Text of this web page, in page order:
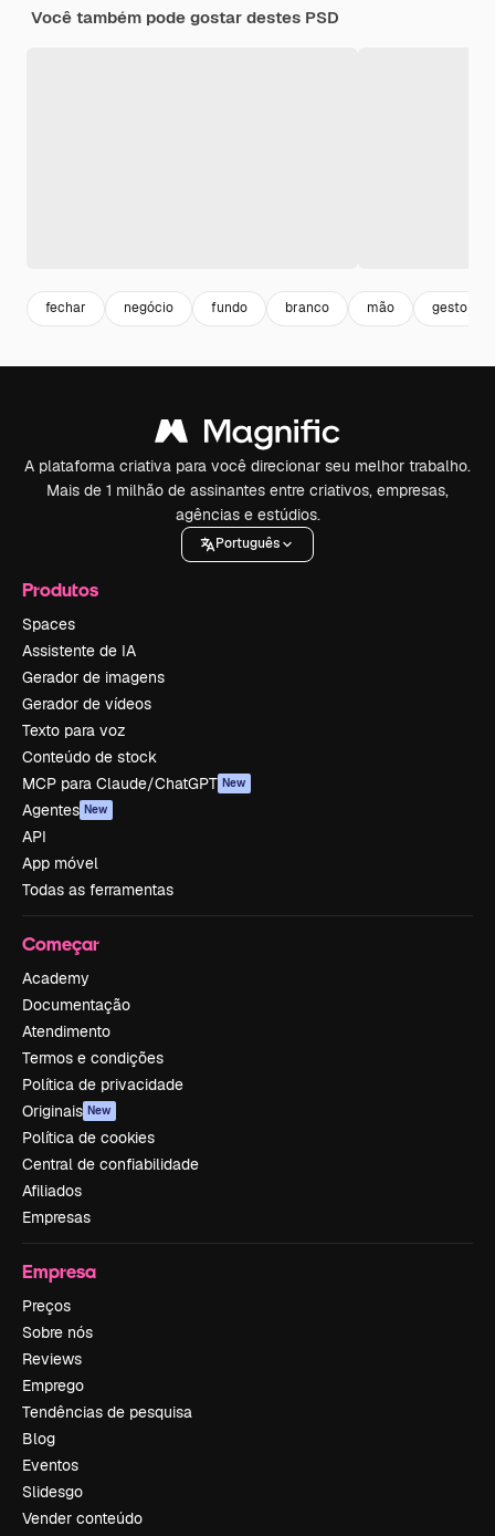
Você também pode gostar destes PSD
fechar negócio fundo branco mão gesto
A plataforma criativa para você direcionar seu melhor trabalho.
Mais de 1 milhão de assinantes entre criativos, empresas,
agências e estúdios.
Português
Produtos
Spaces
Assistente de IA
Gerador de imagens
Gerador de vídeos
Texto para voz
Conteúdo de stock
MCP para Claude/ChatGPT New
Agentes New
API
App móvel
Todas as ferramentas
Começar
Academy
Documentação
Atendimento
Termos e condições
Política de privacidade
Originais New
Política de cookies
Central de confiabilidade
Afiliados
Empresas
Empresa
Preços
Sobre nós
Reviews
Emprego
Tendências de pesquisa
Blog
Eventos
Slidesgo
Vender conteúdo